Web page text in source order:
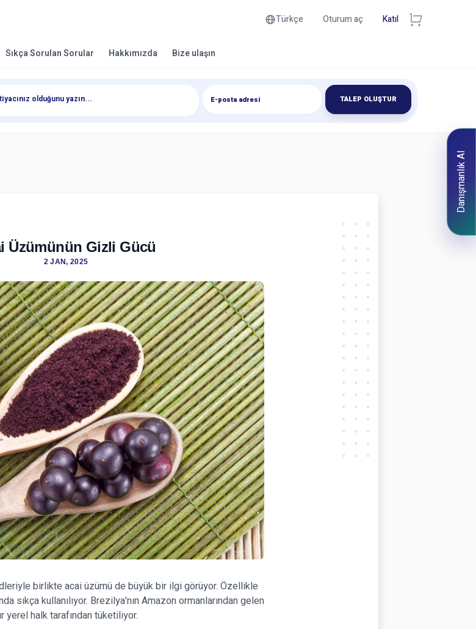
Türkçe Oturum aç Katıl
Sıkça Sorulan Sorular Hakkımızda Bize ulaşın
TALEP OLUŞTUR
Danışmanlık Al
Üzümünün Gizli Gücü
2 JAN, 2025
birlikte acai üzümü de büyük bir ilgi görüyor. Özellikle
sıkça kullanılıyor. Brezilya'nın Amazon ormanlarından gelen
yerel halk tarafından tüketiliyor.